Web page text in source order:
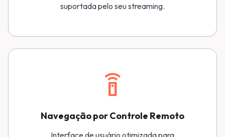
suportada pelo seu streaming.
settings_remote
Navegação por Controle Remoto
Interface de usuário otimizada para